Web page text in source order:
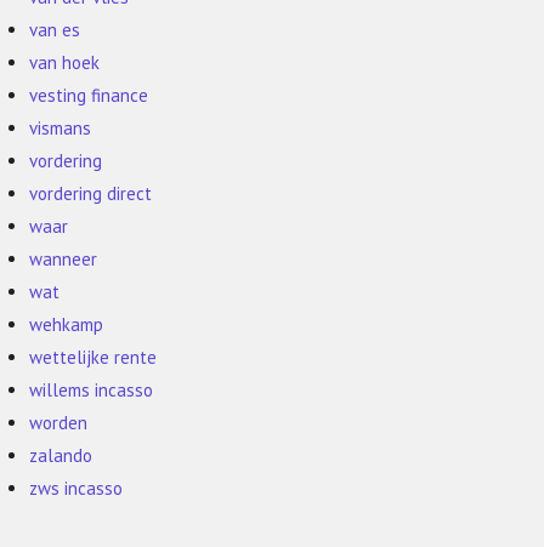
van es
van hoek
vesting finance
vismans
vordering
vordering direct
waar
wanneer
wat
wehkamp
wettelijke rente
willems incasso
worden
zalando
zws incasso